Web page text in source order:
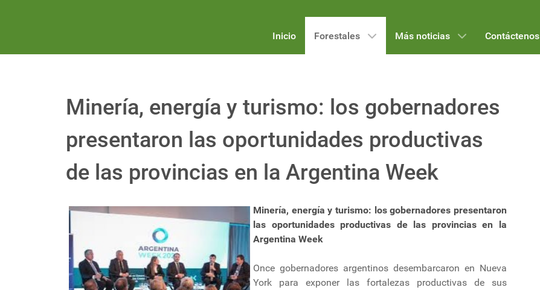
Inicio Forestales Más noticias Contáctenos
Minería, energía y turismo: los gobernadores
presentaron las oportunidades productivas
de las provincias en la Argentina Week
Minería, energía y turismo: los gobernadores presentaron
las oportunidades productivas de las provincias en la
Argentina Week
Once gobernadores argentinos desembarcaron en Nueva
York para exponer las fortalezas productivas de sus